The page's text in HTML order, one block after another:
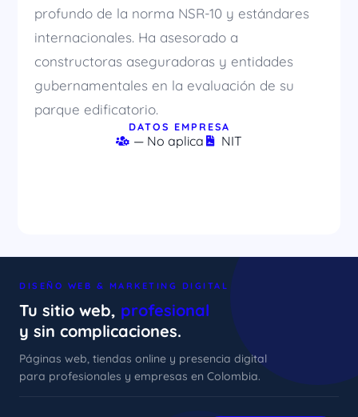
profundo de la norma NSR-10 y estándares
internacionales. Ha asesorado a
constructoras aseguradoras y entidades
gubernamentales en la evaluación de su
parque edificatorio.
DATOS EMPRESA
— No aplica NIT
DISEÑO WEB & MARKETING DIGITAL
Tu sitio web, profesional
y sin complicaciones.
Páginas web, tiendas online y presencia digital
para profesionales y empresas en Colombia.
xImenA